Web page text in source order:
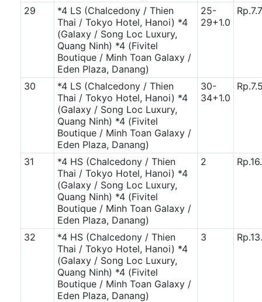
29
*4 LS (Chalcedony / Thien
Thai / Tokyo Hotel, Hanoi) *4
(Galaxy / Song Loc Luxury,
Quang Ninh) *4 (Fivitel
Boutique / Minh Toan Galaxy /
Eden Plaza, Danang)
25-
29+1.0
30
*4 LS (Chalcedony / Thien
Thai / Tokyo Hotel, Hanoi) *4
(Galaxy / Song Loc Luxury,
Quang Ninh) *4 (Fivitel
Boutique / Minh Toan Galaxy /
Eden Plaza, Danang)
30-
34+1.0
31
*4 HS (Chalcedony / Thien
Thai / Tokyo Hotel, Hanoi) *4
(Galaxy / Song Loc Luxury,
Quang Ninh) *4 (Fivitel
Boutique / Minh Toan Galaxy /
Eden Plaza, Danang)
2
32
*4 HS (Chalcedony / Thien
Thai / Tokyo Hotel, Hanoi) *4
(Galaxy / Song Loc Luxury,
Quang Ninh) *4 (Fivitel
Boutique / Minh Toan Galaxy /
Eden Plaza, Danang)
3